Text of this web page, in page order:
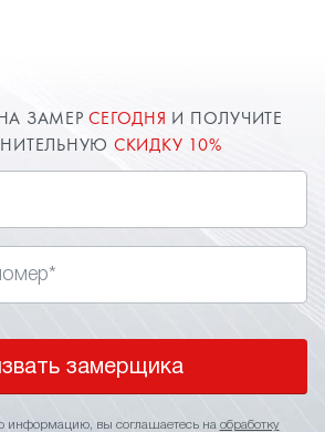
ЗАМЕРСЕГОДНЯ И ПОЛУЧИТЕ
СКИДКУ 10%
замерщика
информацию, вы соглашаетесь на обработку